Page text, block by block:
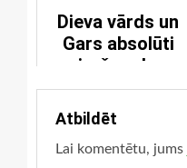
Dieva vārds un
Gars absolūti
mirušos dara
dzīvus
Atbildēt
Lai komentētu, jums